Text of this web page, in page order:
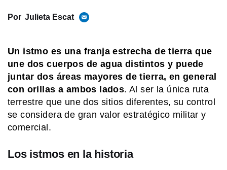
Por Julieta Escat
Un istmo es una franja estrecha de tierra que
une dos cuerpos de agua distintos y puede
juntar dos áreas mayores de tierra, en general
con orillas a ambos lados. Al ser la única ruta
terrestre que une dos sitios diferentes, su control
se considera de gran valor estratégico militar y
comercial.
Los istmos en la historia
Crianza 2.0: la literatura infantil y
cómo fomentarla en las casas y
escuelas
EL MUNDO
MuseumWeek 2026: museos,
inteligencia artificial y nuevas formas
SABER MAS